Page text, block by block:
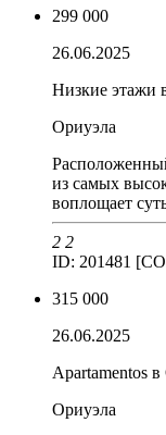
299 000
26.06.2025
Низкие этажи
Ориуэла
из самых
воплощает
2 2
ID: 201481
315 000
26.06.2025
Apartamentos
Ориуэла